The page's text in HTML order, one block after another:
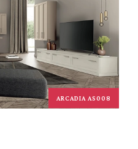
ARCADIA AS008